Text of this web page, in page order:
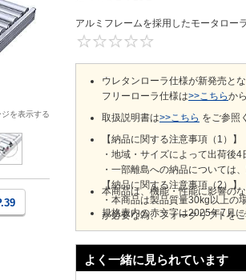
を表示する
アルミフレームを採用したモータロー
ウレタンローラ仕様が新発売と
フリーローラ仕様は>>こちらか
取扱説明書は>>こちら をご参照
【納品に関する注意事項（1）】
・地域・サイズによって出荷後
・一部離島への納品については
【納品に関する注意事項（2）】
・本商品は製品質量30kg以上の場合、チャーター便利用となり
が必要な為、フォークリフトを
・10t車からの荷降ろしが可能な
・チャーター便利用の場合、ご
本商品は、機能・性能に影響の
規格表内の赤文字は2025年7月に
よく一緒に見られています